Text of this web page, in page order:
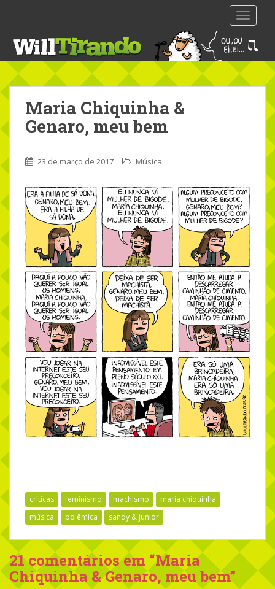
t
m
n
o
e
Maria Chiquinha &
Genaro, meu bem
23 de março de 2017 Música
críticas feminismo machismo
maria chiquinha
música
polêmica sandy & junior
21 comentários em “Maria
Chiquinha & Genaro, meu bem”